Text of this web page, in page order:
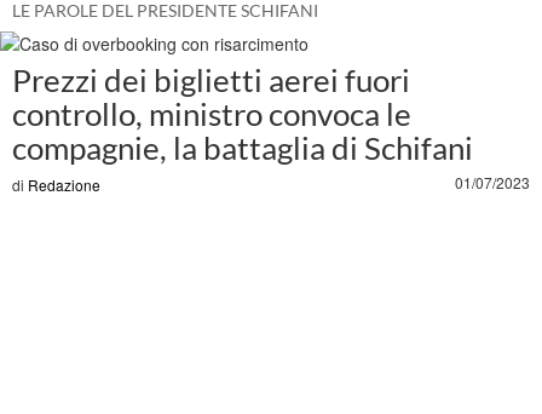
LE PAROLE DEL PRESIDENTE SCHIFANI
Prezzi dei biglietti aerei fuori
controllo, ministro convoca le
compagnie, la battaglia di Schifani
di Redazione 01/07/2023